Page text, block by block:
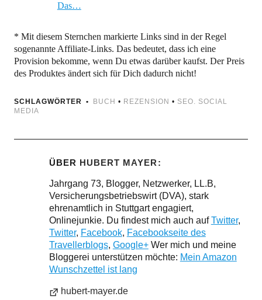
Das…
* Mit diesem Sternchen markierte Links sind in der Regel
sogenannte Affiliate-Links. Das bedeutet, dass ich eine
Provision bekomme, wenn Du etwas darüber kaufst. Der Preis
des Produktes ändert sich für Dich dadurch nicht!
SCHLAGWÖRTER BUCH • REZENSION • SEO. SOCIAL
MEDIA
ÜBER HUBERT MAYER
Jahrgang 73, Blogger, Netzwerker, LL.B,
Versicherungsbetriebswirt (DVA), stark
ehrenamtlich in Stuttgart engagiert,
Onlinejunkie. Du findest mich auch aufTwitter,
Twitter, Facebook, Facebookseite des
Travellerblogs, Google+Wer mich und meine
Bloggerei unterstützen möchte: Mein Amazon
Wunschzettel ist lang
hubert-mayer.de